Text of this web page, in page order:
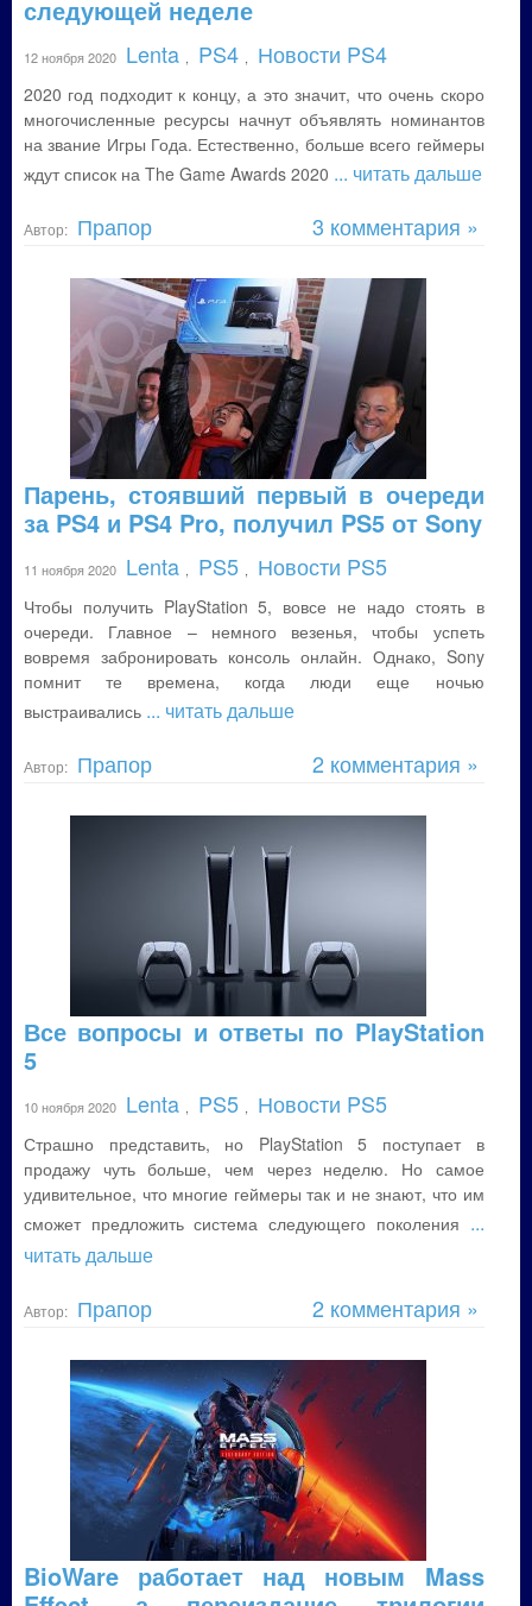
следующей неделе
12 ноября 2020 Lenta PS4 Новости PS4
2020 год подходит к концу, а это значит, что очень скоро
многочисленные ресурсы начнут объявлять номинантов
на звание Игры Года. Естественно, больше всего геймеры
ждут список на The Game Awards 2020 ... читать дальше
Автор: Прапор 3 комментария »
Парень, стоявший первый в очереди
за PS4 и PS4 Pro, получил PS5 от Sony
11 ноября 2020 Lenta PS5 Новости PS5
Чтобы получить PlayStation 5, вовсе не надо стоять в
очереди. Главное – немного везенья, чтобы успеть
вовремя забронировать консоль онлайн. Однако, Sony
помнит те времена, когда люди еще ночью
выстраивались ... читать дальше
Автор: Прапор 2 комментария »
Все вопросы и ответы по PlayStation
5
10 ноября 2020 Lenta PS5 Новости PS5
Страшно представить, но PlayStation 5 поступает в
продажу чуть больше, чем через неделю. Но самое
удивительное, что многие геймеры так и не знают, что им
сможет предложить система следующего поколения ...
читать дальше
Автор: Прапор 2 комментария »
BioWare работает над новым Mass